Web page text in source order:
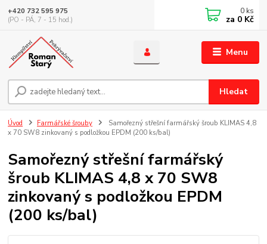
Menu
Hledat
+420 732 595 975
(PO - PÁ, 7 - 15 hod.)
0 ks
za 0 Kč
Úvod Farmářské šrouby
Samořezný střešní farmářský šroub KLIMAS 4,8
x 70 SW8 zinkovaný s podložkou EPDM (200 ks/bal)
Samořezný střešní farmářský
šroub KLIMAS 4,8 x 70 SW8
zinkovaný s podložkou EPDM
(200 ks/bal)